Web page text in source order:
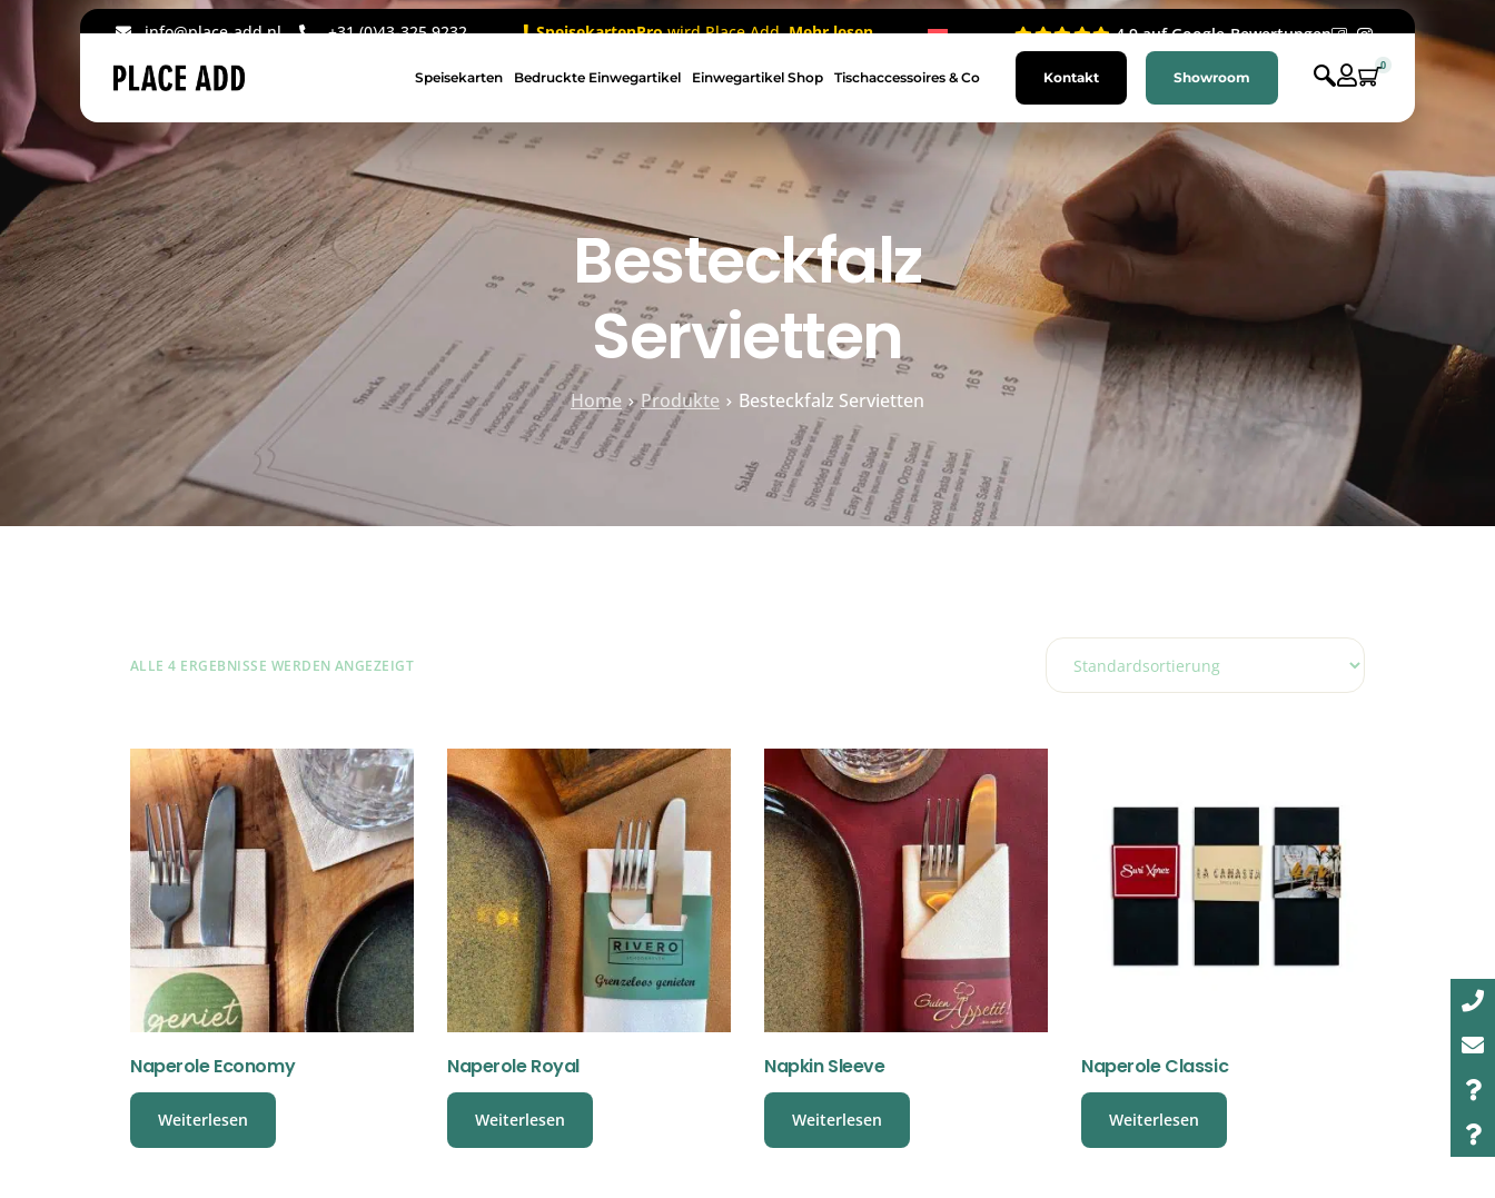
info@place-add.nl +31 (0)43-325 9232 SpeisekartenProwird Place Add.Mehr lesen 4.9 auf Google-Bewertungen
Speisekarten Bedruckte Einwegartikel Einwegartikel Shop Tischaccessoires & Co Kontakt Showroom
0
Besteckfalz
Servietten
Home Produkte Besteckfalz Servietten
ALLE 4 ERGEBNISSE WERDEN ANGEZEIGT
Naperole Economy
Weiterlesen
Naperole Royal
Weiterlesen
Napkin Sleeve
Weiterlesen
Naperole Classic
Weiterlesen